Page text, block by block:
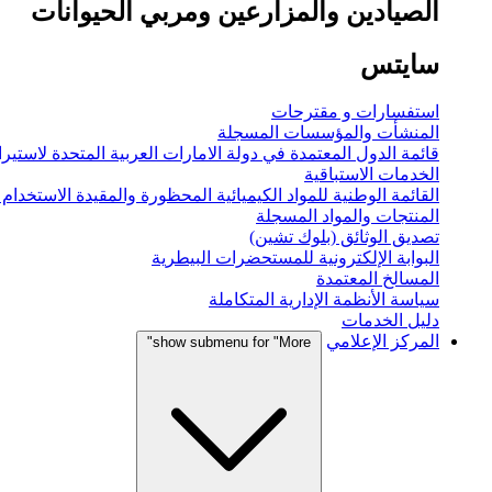
الصيادين والمزارعين ومربي الحيوانات
سايتس
استفسارات و مقترحات
المنشأت والمؤسسات المسجلة
قائمة الدول المعتمدة في دولة الامارات العربية المتحدة
الخدمات الاستباقية
القائمة الوطنية للمواد الكيميائية المحظورة والمقيدة
المنتجات والمواد المسجلة
تصديق الوثائق (بلوك تشين)
البوابة الإلكترونية للمستحضرات البيطرية
المسالخ المعتمدة
سياسة الأنظمة الإدارية المتكاملة
دليل الخدمات
المركز الإعلامي
show submenu for "More"